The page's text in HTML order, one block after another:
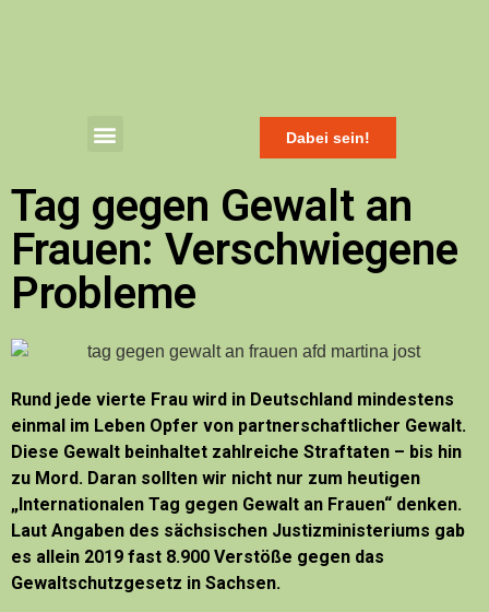
Dabei sein!
Tag gegen Gewalt an
Frauen: Verschwiegene
Probleme
Rund jede vierte Frau wird in Deutschland mindestens
einmal im Leben Opfer von partnerschaftlicher Gewalt.
Diese Gewalt beinhaltet zahlreiche Straftaten – bis hin
zu Mord. Daran sollten wir nicht nur zum heutigen
„Internationalen Tag gegen Gewalt an Frauen“ denken.
Laut Angaben des sächsischen Justizministeriums gab
es allein 2019 fast 8.900 Verstöße gegen das
Gewaltschutzgesetz in Sachsen.